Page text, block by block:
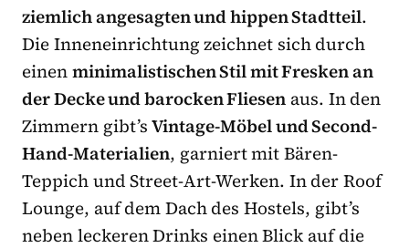
ziemlich angesagten und hippen Stadtteil.
Die Inneneinrichtung zeichnet sich durch
einenminimalistischen Stil mit Fresken an
der Decke und barocken Fliesen aus. In den
Zimmern gibt’sVintage-Möbel und Second-
Hand-Materialien, garniert mit Bären-
Teppich und Street-Art-Werken. In der Roof
Lounge, auf dem Dach des Hostels, gibt’s
neben leckeren Drinks einen Blick auf die